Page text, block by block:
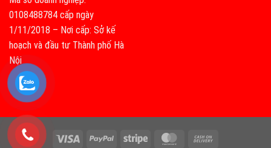
0108488784 cấp ngày
1/11/2018 – Nơi cấp: Sở kế
hoạch và đầu tư Thành phố Hà
Nội